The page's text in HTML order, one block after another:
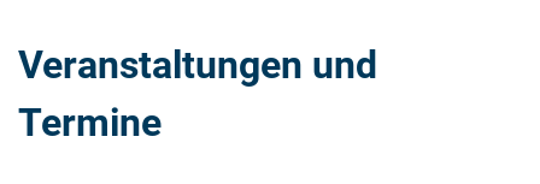
Veranstaltungen und
Termine